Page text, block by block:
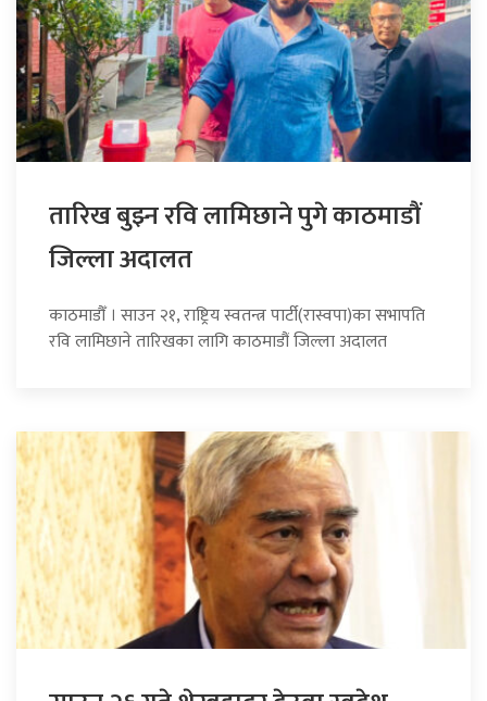
तारिख बुझ्न रवि लामिछाने पुगे काठमाडौं
जिल्ला अदालत
काठमाडौँ । साउन २१, राष्ट्रिय स्वतन्त्र पार्टी(रास्वपा)का सभापति
रवि लामिछाने तारिखका लागि काठमाडौं जिल्ला अदालत